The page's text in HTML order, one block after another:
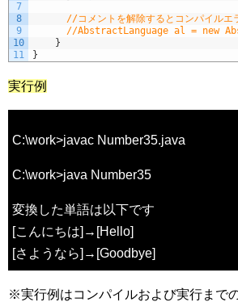
7
8
9
10
11
//コメントを解除するとコンパイルエ
//AbstractLanguage al = new
}
}
実行例
C:\work>javac Number35.java
C:\work>java Number35
変換した単語は以下です
[こんにちは]→[Hello]
[さようなら]→[Goodbye]
※実行例はコンパイルおよび実行まで